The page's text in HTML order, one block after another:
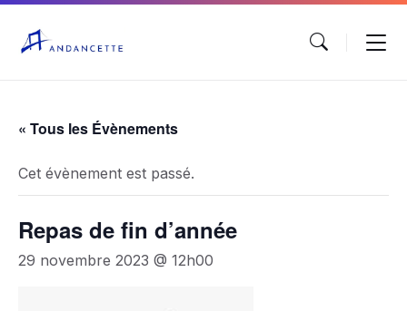
« Tous les Évènements
Cet évènement est passé.
Repas de fin d’année
29 novembre 2023 @ 12h00